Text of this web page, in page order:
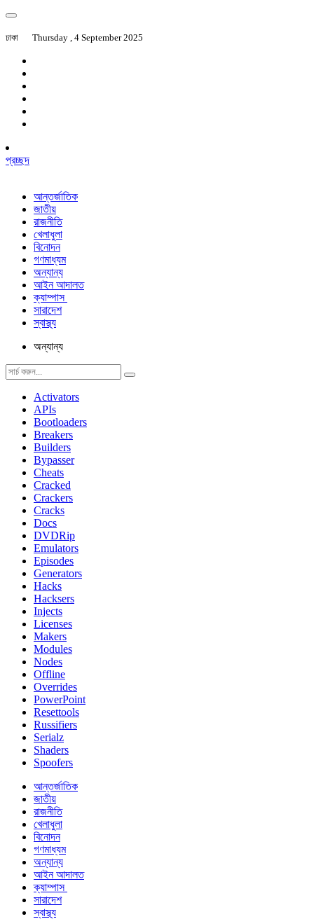
ঢাকা Thursday , 4 September 2025
প্রচ্ছদ
আন্তর্জাতিক
জাতীয়
রাজনীতি
খেলাধুলা
বিনোদন
গণমাধ্যম
অন্যান্য
আইন আদালত
ক্যাম্পাস
সারাদেশ
স্বাস্থ্য
অন্যান্য
Activators
APIs
Bootloaders
Breakers
Builders
Bypasser
Cheats
Cracked
Crackers
Cracks
Docs
DVDRip
Emulators
Episodes
Generators
Hacks
Hacksers
Injects
Licenses
Makers
Modules
Nodes
Offline
Overrides
PowerPoint
Resettools
Russifiers
Serialz
Shaders
Spoofers
আন্তর্জাতিক
জাতীয়
রাজনীতি
খেলাধুলা
বিনোদন
গণমাধ্যম
অন্যান্য
আইন আদালত
ক্যাম্পাস
সারাদেশ
স্বাস্থ্য